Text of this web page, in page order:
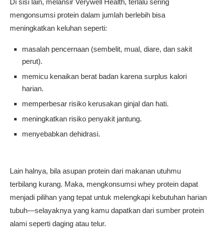
Di sisi lain, melansir Verywell Health, terlalu sering
mengonsumsi protein dalam jumlah berlebih bisa
meningkatkan keluhan seperti:
masalah pencernaan (sembelit, mual, diare, dan sakit
perut).
memicu kenaikan berat badan karena surplus kalori
harian.
memperbesar risiko kerusakan ginjal dan hati.
meningkatkan risiko penyakit jantung.
menyebabkan dehidrasi.
Lain halnya, bila asupan protein dari makanan utuhmu
terbilang kurang. Maka, mengkonsumsi whey protein dapat
menjadi pilihan yang tepat untuk melengkapi kebutuhan harian
tubuh—selayaknya yang kamu dapatkan dari sumber protein
alami seperti daging atau telur.